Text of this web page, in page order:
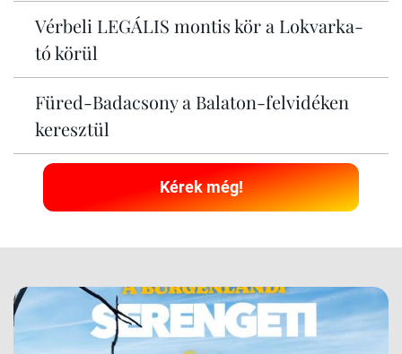
Vérbeli LEGÁLIS montis kör a Lokvarka-
tó körül
Füred-Badacsony a Balaton-felvidéken
keresztül
Kérek még!